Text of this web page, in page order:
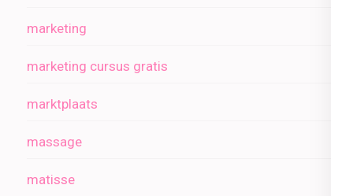
marketing
marketing cursus gratis
marktplaats
massage
matisse